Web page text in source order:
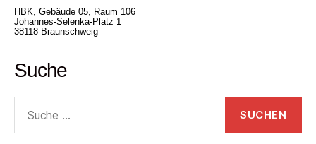
HBK, Gebäude 05, Raum 106
Johannes-Selenka-Platz 1
38118 Braunschweig
Suche
nach: